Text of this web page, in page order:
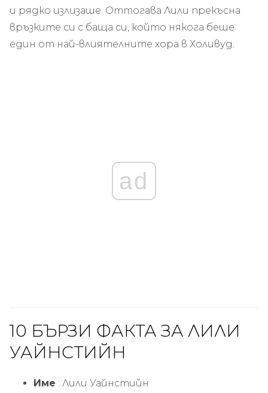
и рядко излизаше. Оттогава Лили прекъсна
връзките си с баща си, който някога беше
един от най-влиятелните хора в Холивуд.
ad
10 БЪРЗИ ФАКТА ЗА ЛИЛИ
УАЙНСТИЙН
Име : Лили Уайнстийн